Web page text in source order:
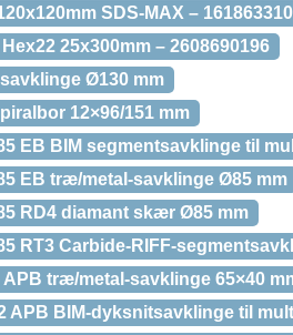
SDS-MAX –
25x300mm – 2608690196
Ø130 mm
12×96/151 mm
EB BIM segmentsavklinge til
EB træ/metal-savklinge Ø85 mm
RD4 diamant skær Ø85 mm
RT3 Carbide-RIFF-
APB træ/metal-savklinge 65×40
APB BIM-dyksnitsavklinge til